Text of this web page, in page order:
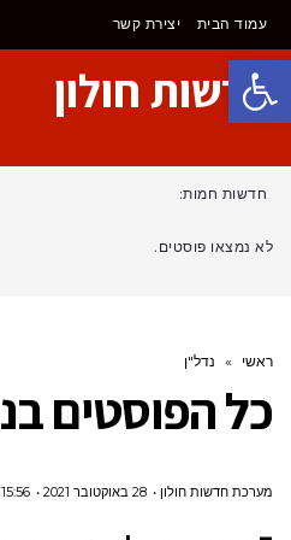
פתח סרגל נגישות
עמוד הבית יצירת קשר
חדשות חולון
חדשות חמות:
לא נמצאו פוסטים.
ראשי » נדל"ן
כל הפוסטים ב
מערכת חדשות חולון 28 באוקטובר 2021 15:56